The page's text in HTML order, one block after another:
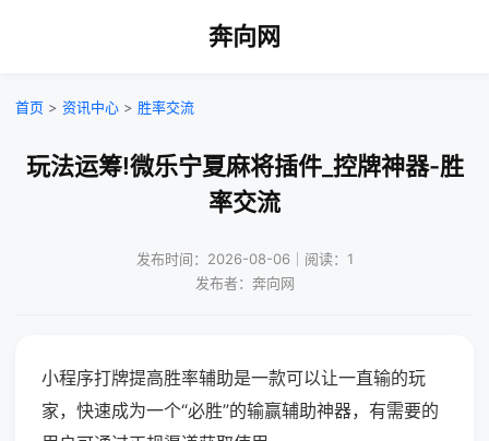
奔向网
首页 > 资讯中心 > 胜率交流
玩法运筹!微乐宁夏麻将插件_控牌神器-胜
率交流
发布时间：2026-08-06｜阅读：1
发布者：奔向网
小程序打牌提高胜率辅助是一款可以让一直输的玩
家，快速成为一个“必胜”的输赢辅助神器，有需要的